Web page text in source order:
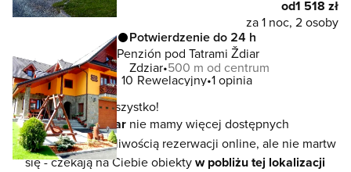
od1 518 zł
za 1 noc, 2 osoby
Potwierdzenie do 24 h
Penzión pod Tatrami Ždiar
Zdziar 500 m od centrum
10 Rewelacyjny 1 opinia
To jeszcze nie wszystko!
W lokalizacjiŽdiar nie mamy więcej dostępnych
noclegów z możliwością rezerwacji online, ale nie martw
się - czekają na Ciebie obiektyw pobliżu tej lokalizacji